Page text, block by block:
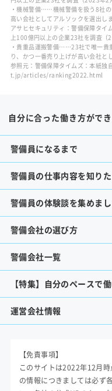
・機械警備……機械警備を扱う8社
高い会社としてアルソックを選出しま
アサヒセキュリティ：警備保障タ
上100億円以上の企業23社を調査（
・貴重品運搬警備……23社で唯一貴
り、かつ一番売り上げが高い会社と
参照元：警備保障タイムズ：本紙
t.jp/articles/ranking2022.html
自分に合った働き方がで
警備員になるまで
警備員の仕事内容を知り
警備員の体験談を集めま
警備会社の選び方
警備会社一覧
【特集】自分のペースで
運営会社情報
【免責事項】
このサイトは2022年12月
の情報につきましては必ず